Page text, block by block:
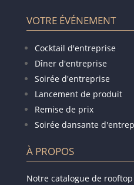
VOTRE ÉVÉNEMENT
Cocktail d'entreprise
Dîner d'entreprise
Soirée d'entreprise
Lancement de produit
Remise de prix
Soirée dansante
À PROPOS
Notre catalogue de rooftop